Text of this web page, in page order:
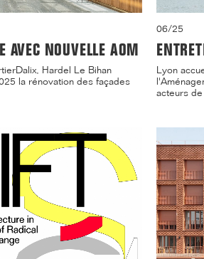
NOUVELLE AOM
Hardel Le Bihan
la rénovation des façades
06/25
Lyon
acteurs